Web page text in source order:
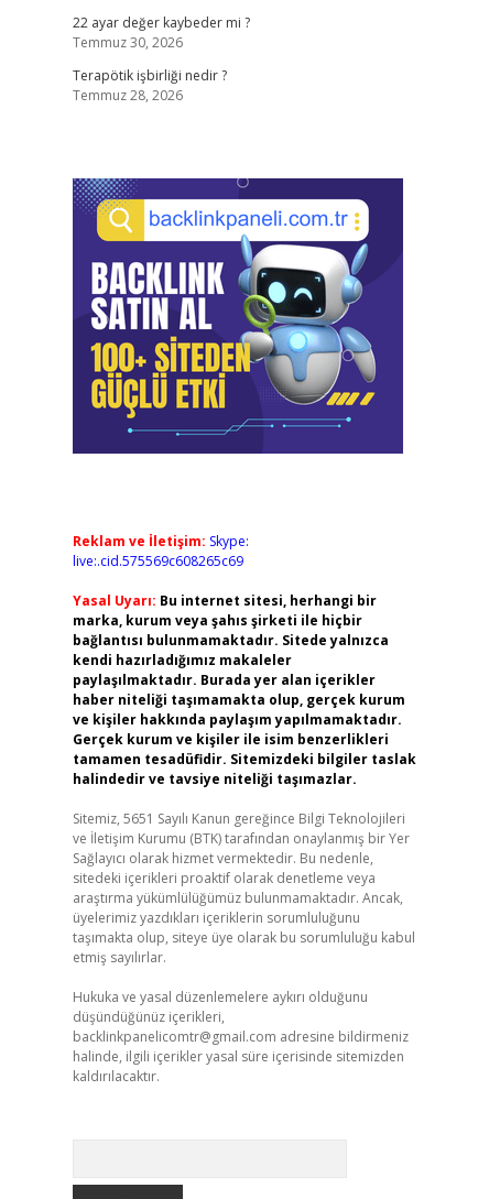
22 ayar değer kaybeder mi ?
Temmuz 30, 2026
Terapötik işbirliği nedir ?
Temmuz 28, 2026
Reklam ve İletişim: Skype:
live:.cid.575569c608265c69
Yasal Uyarı: Bu internet sitesi, herhangi bir
marka, kurum veya şahıs şirketi ile hiçbir
bağlantısı bulunmamaktadır. Sitede yalnızca
kendi hazırladığımız makaleler
paylaşılmaktadır. Burada yer alan içerikler
haber niteliği taşımamakta olup, gerçek kurum
ve kişiler hakkında paylaşım yapılmamaktadır.
Gerçek kurum ve kişiler ile isim benzerlikleri
tamamen tesadüfidir. Sitemizdeki bilgiler taslak
halindedir ve tavsiye niteliği taşımazlar.
Sitemiz, 5651 Sayılı Kanun gereğince Bilgi Teknolojileri
ve İletişim Kurumu (BTK) tarafından onaylanmış bir Yer
Sağlayıcı olarak hizmet vermektedir. Bu nedenle,
sitedeki içerikleri proaktif olarak denetleme veya
araştırma yükümlülüğümüz bulunmamaktadır. Ancak,
üyelerimiz yazdıkları içeriklerin sorumluluğunu
taşımakta olup, siteye üye olarak bu sorumluluğu kabul
etmiş sayılırlar.
Hukuka ve yasal düzenlemelere aykırı olduğunu
düşündüğünüz içerikleri,
backlinkpanelicomtr@gmail.com adresine bildirmeniz
halinde, ilgili içerikler yasal süre içerisinde sitemizden
kaldırılacaktır.